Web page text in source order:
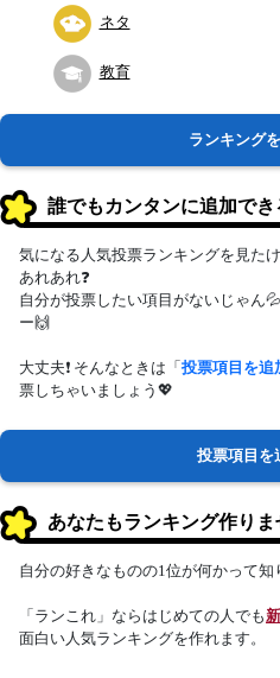
ネタ
教育
ランキング
誰でもカンタンに追加でき
気になる人気投票ランキングを見たけ
あれあれ❓
自分が投票したい項目がないじゃん
ー🙌
大丈夫❗ そんなときは「投票項目を追
票しちゃいましょう💖
投票項目を
あなたもランキング作りま
自分の好きなものの1位が何かって知
「ランこれ」ならはじめての人でも
面白い人気ランキングを作れます。